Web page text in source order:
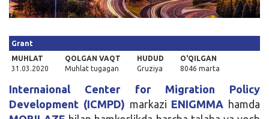
Grant
MUHLAT
31.03.2020
QOLGAN VAQT
Muhlat tugagan
HUDUD
Gruziya
O'QILGAN
8046 marta
Internaional Center for Migration Policy
Development (ICMPD) markazi ENIGMMA hamda